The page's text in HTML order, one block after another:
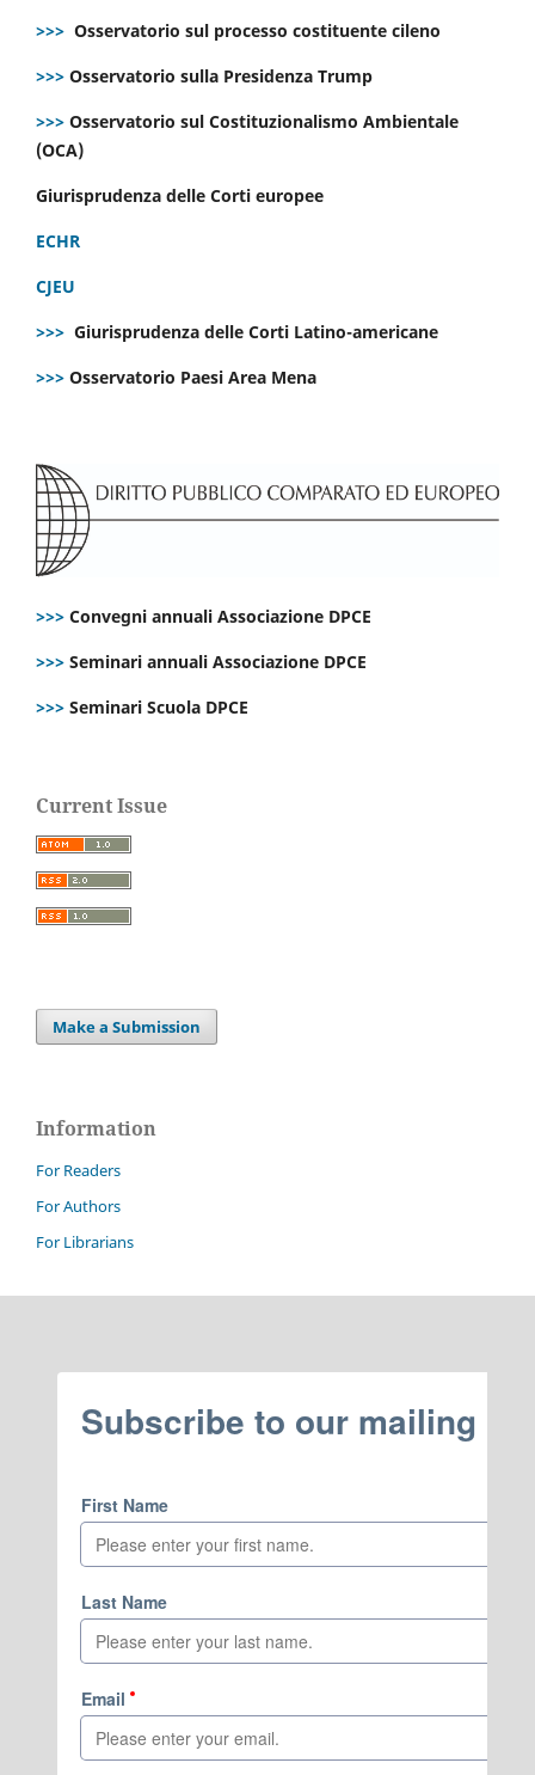
>>> Osservatorio sul processo costituente cileno
>>> Osservatorio sulla Presidenza Trump
>>> Osservatorio sul Costituzionalismo Ambientale
(OCA)
Giurisprudenza delle Corti europee
ECHR
CJEU
>>> Giurisprudenza delle Corti Latino-americane
>>> Osservatorio Paesi Area Mena
>>> Convegni annuali Associazione DPCE
>>> Seminari annuali Associazione DPCE
>>> Seminari Scuola DPCE
Current Issue
Make a Submission
Information
For Readers
For Authors
For Librarians